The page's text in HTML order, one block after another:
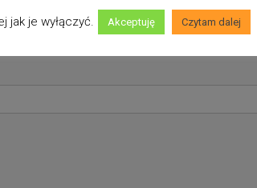
jak je wyłączyć. Akceptuję Czytam dalej